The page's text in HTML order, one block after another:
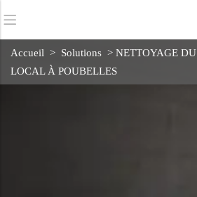
Accueil > Solutions > NETTOYAGE DU
LOCAL À POUBELLES
Retour
Sécheurs d'épurateurs
Retour
Service et assistance
Retour
A propos de nous